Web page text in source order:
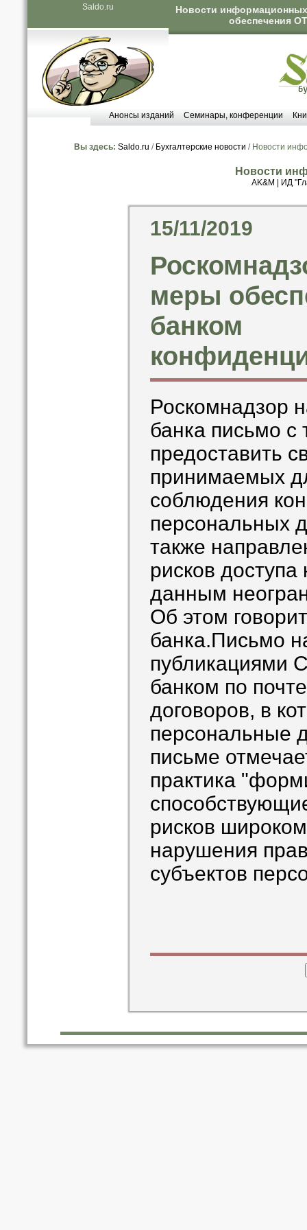
Saldo.ru
Новости
обеспечения
Анонсы изданий Семинары, конференции
Вы здесь: Saldo.ru / Бухгалтерские новости / Новости
Новости
AK&M ИД
15/11/2019
меры
банком
Роскомнадзор
банка письмо с
предоставить
принимаемых
соблюдения
персональных
также
рисков
данным
Об этом
банка.Письмо
публикациями
банком по
договоров, в
персональные
письме
практика
рисков
нарушения
субъектов